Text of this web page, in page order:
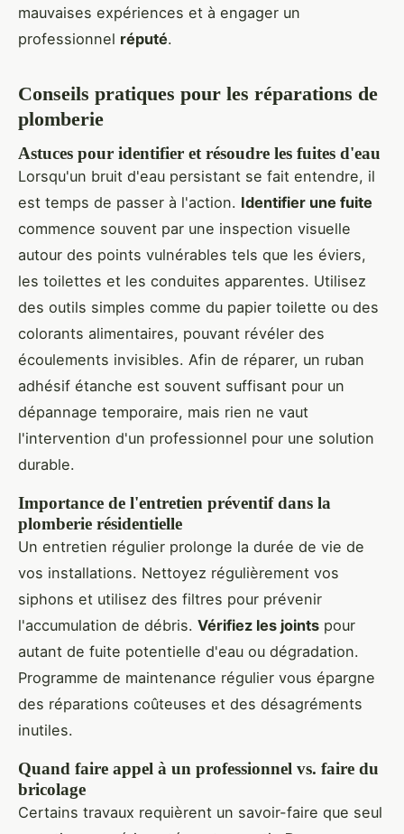
mauvaises expériences et à engager un
professionnel réputé.
Conseils pratiques pour les réparations de
plomberie
Astuces pour identifier et résoudre les fuites d'eau
Lorsqu'un bruit d'eau persistant se fait entendre, il
est temps de passer à l'action. Identifier une fuite
commence souvent par une inspection visuelle
autour des points vulnérables tels que les éviers,
les toilettes et les conduites apparentes. Utilisez
des outils simples comme du papier toilette ou des
colorants alimentaires, pouvant révéler des
écoulements invisibles. Afin de réparer, un ruban
adhésif étanche est souvent suffisant pour un
dépannage temporaire, mais rien ne vaut
l'intervention d'un professionnel pour une solution
durable.
Importance de l'entretien préventif dans la
plomberie résidentielle
Un entretien régulier prolonge la durée de vie de
vos installations. Nettoyez régulièrement vos
siphons et utilisez des filtres pour prévenir
l'accumulation de débris. Vérifiez les joints pour
autant de fuite potentielle d'eau ou dégradation.
Programme de maintenance régulier vous épargne
des réparations coûteuses et des désagréments
inutiles.
Quand faire appel à un professionnel vs. faire du
bricolage
Certains travaux requièrent un savoir-faire que seul